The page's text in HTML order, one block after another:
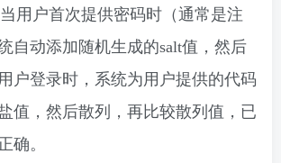
用户首次提供密码时（通常是注
自动添加随机生成的salt值，然后
户登录时，系统为用户提供的代码
值，然后散列，再比较散列值，已
确。